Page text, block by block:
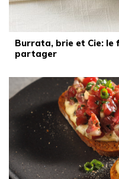
Burrata, brie et Cie: le
partager